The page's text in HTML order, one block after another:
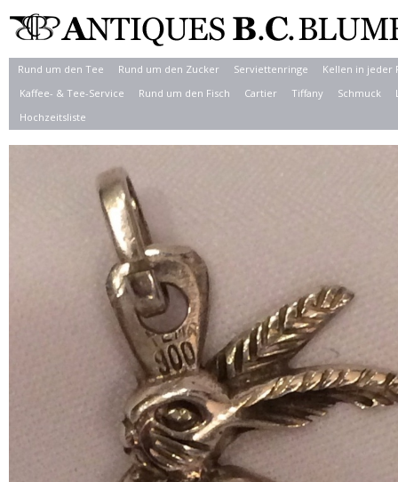
Rund um den Tee Rund um den Zucker Serviettenringe
Kellen in jeder
Kaffee- & Tee-Service
Rund um den Fisch Cartier Tiffany Schmuck
Hochzeitsliste